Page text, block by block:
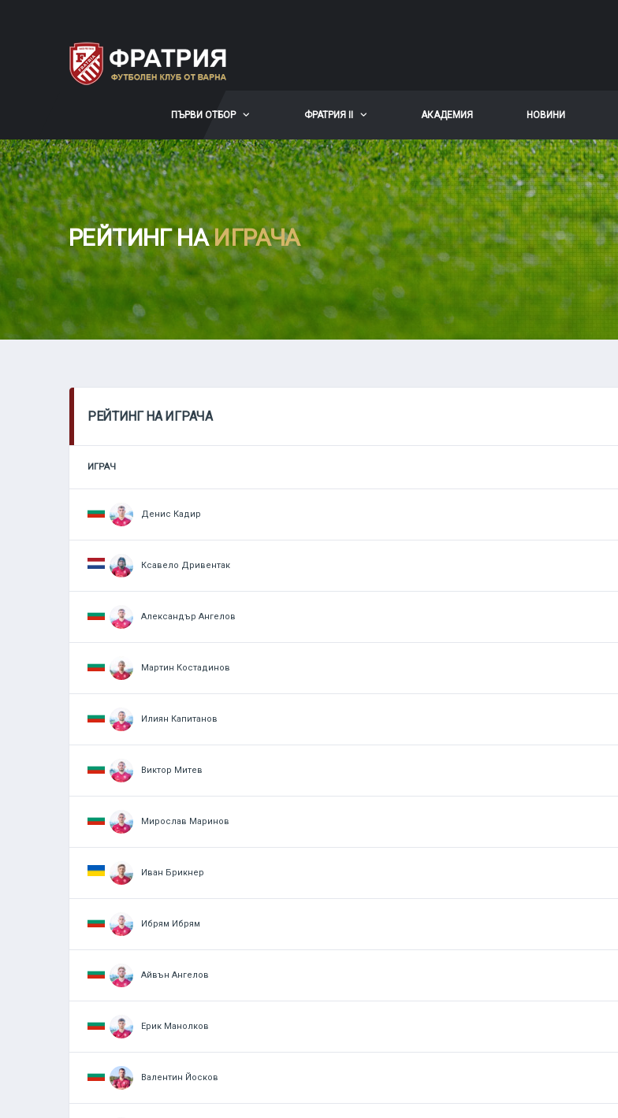
ПЪРВИ ОТБОР ФРАТРИЯ II АКАДЕМИЯ НОВИНИ
РЕЙТИНГ НАИГРАЧА
РЕЙТИНГ НА ИГРАЧА
ИГРАЧ
Денис Кадир
Ксавело Дривентак
Александър Ангелов
Мартин Костадинов
Илиян Капитанов
Виктор Митев
Мирослав Маринов
Иван Брикнер
Ибрям Ибрям
Айвън Ангелов
Ерик Манолков
Валентин Йосков